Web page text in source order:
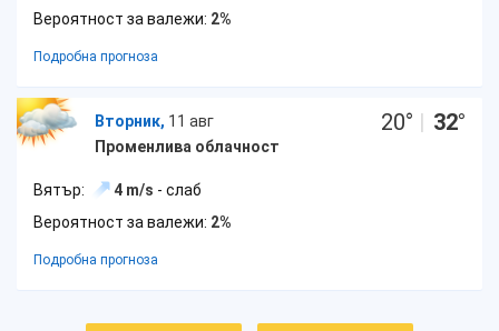
Вероятност за валежи: 2%
Подробна прогноза
Вторник, 11 авг
Променлива облачност
20° | 32°
Вятър: 4 m/s - слаб
Вероятност за валежи: 2%
Подробна прогноза